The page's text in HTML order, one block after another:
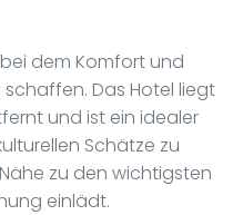
dem Komfort und
Das Hotel liegt
und ist ein idealer
Schätze zu
zu den wichtigsten
einlädt.